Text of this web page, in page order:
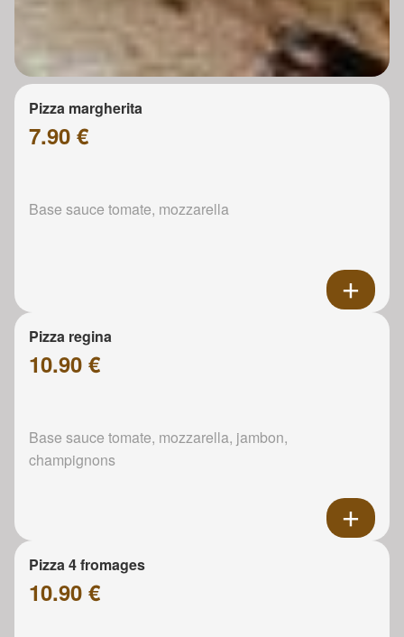
Pizza margherita
7.90 €
Base sauce tomate, mozzarella
Pizza regina
10.90 €
Base sauce tomate, mozzarella, jambon,
champignons
Pizza 4 fromages
10.90 €